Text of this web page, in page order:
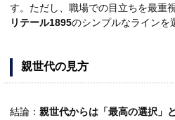
す。ただし、職場での目立ちを最重
リテール1895のシンプルなラインを
親世代の見方
結論： 親世代からは「最高の選択」